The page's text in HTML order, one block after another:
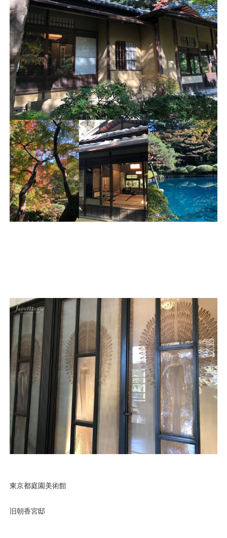
東京都庭園美術館
旧朝香宮邸